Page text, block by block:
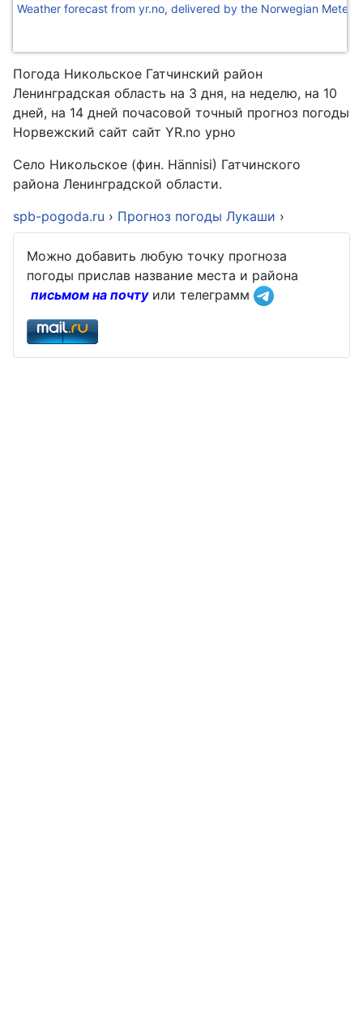
Weather forecast from yr.no, delivered by the Norwegian
Погода Никольское Гатчинский район
Ленинградская область на 3 дня, на неделю, на 10
дней, на 14 дней почасовой точный прогноз погоды
Норвежский сайт сайт YR.no урно
Село Никольское (фин. Hännisi) Гатчинского
района Ленинградской области.
spb-pogoda.ru › Прогноз погоды Лукаши ›
Можно добавить любую точку прогноза
погоды прислав название места и района
письмом на почтуили телеграмм